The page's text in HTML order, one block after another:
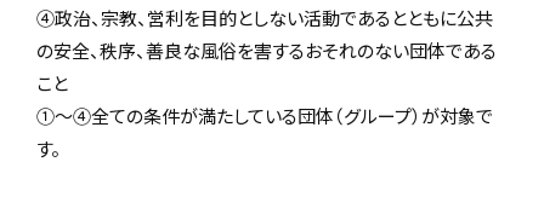
④政治、宗教、営利を目的としない活動であるとともに公共
の安全、秩序、善良な風俗を害するおそれのない団体である
こと
①～④全ての条件が満たしている団体（グループ）が対象で
す。